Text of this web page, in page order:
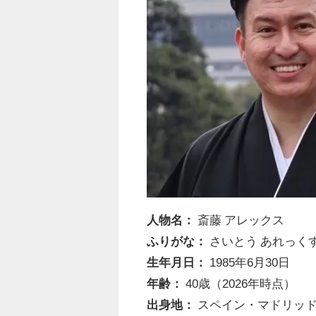
人物名：
斎藤 アレックス
ふりがな：
さいとう あれっく
生年月日：
1985年6月30日
年齢： 40歳（2026年時点）
出身地：
スペイン・マドリッ